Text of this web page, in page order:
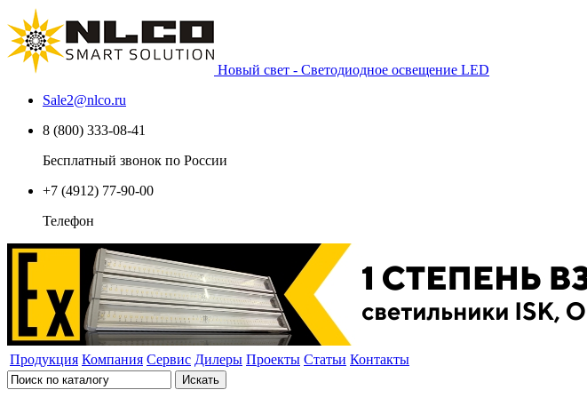
Новый свет - Светодиодное освещение LED
Sale2@nlco.ru
8 (800) 333-08-41
Бесплатный звонок по России
+7 (4912) 77-90-00
Телефон
Продукция Компания Сервис Дилеры Проекты Статьи Контакты